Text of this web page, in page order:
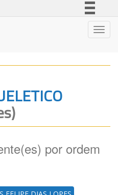
Canais
por ordem